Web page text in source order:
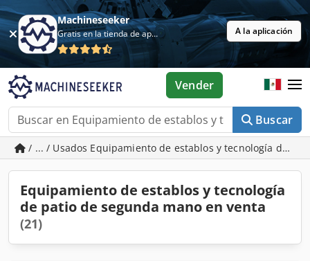
Machineseeker
Gratis en la tienda de aplicaciones A la aplicación
Buscar
Vender
/ ... / Usados Equipamiento de establos y tecnología de
Equipamiento de establos y tecnología
de patio de segunda mano en venta
(21)